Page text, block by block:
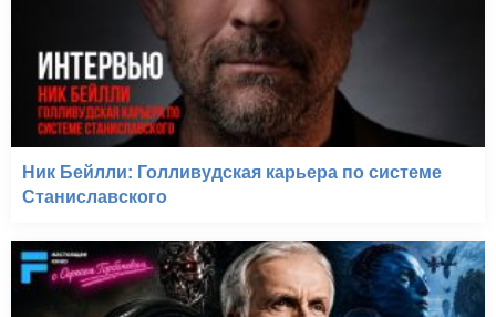
Ник Бейлли: Голливудская карьера по системе
Станиславского